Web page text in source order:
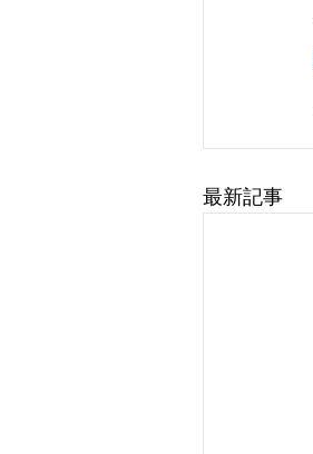
最新記事